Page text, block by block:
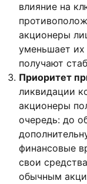
влияние на
акционеры
уменьшает их
получают
Приоритет
ликвидации
акционеры
очередь: до
финансовые
свои
обычным